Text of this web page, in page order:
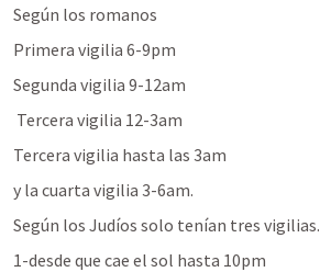
Según los romanos
Primera vigilia 6-9pm
Segunda vigilia 9-12am
Tercera vigilia 12-3am
Tercera vigilia hasta las 3am
y la cuarta vigilia 3-6am.
Según los Judíos solo tenían tres vigilias.
1-desde que cae el sol hasta 10pm